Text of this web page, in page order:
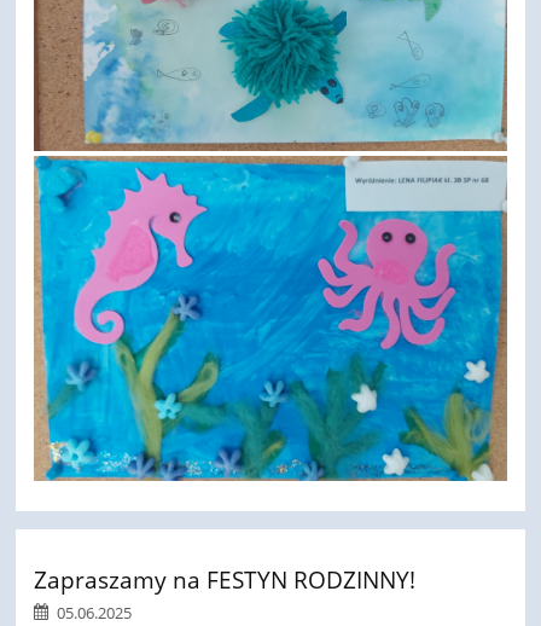
Zapraszamy na FESTYN RODZINNY!
05.06.2025